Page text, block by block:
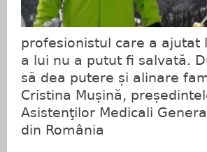
profesionistul care a ajutat
a lui nu a putut fi salvată.
să dea putere și alinare
Cristina Mușină,
Asistenţilor Medicali
din România